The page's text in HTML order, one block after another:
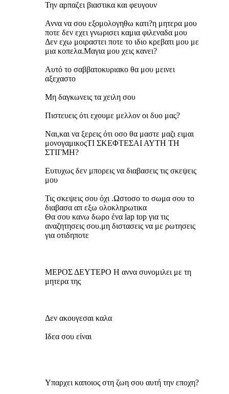
Την αρπαζει βιαστικα και φευγουν
Αννα να σου εξομολογηθω κατι?η μητερα μου
ποτε δεν εχει γνωρισει καμια φιλεναδα μου
Δεν εχω μοιραστει ποτε το ιδιο κρεβατι μου με
μια κοπελα.Μαγια μου χεις κανει?
Αυτό το σαββατοκυριακο θα μου μεινει
αξεχαστο
Μη δαγκωνεις τα χειλη σου
Πιστευεις ότι εχουμε μελλον οι δυο μας?
Ναι,και να ξερεις ότι οσο θα μαστε μαζι ειμαι
μονογαμικοςΤΙ ΣΚΕΦΤΕΣΑΙ ΑΥΤΗ ΤΗ
ΣΤΙΓΜΗ?
Ευτυχως δεν μπορεις να διαβασεις τις σκεψεις
μου
Τις σκεψεις σου όχι .Ωστοσο το σωμα σου το
διαβασα απ εξω ολοκληρωτικα
Θα σου κανω δωρο ένα lap top για τις
αναζητησεις σου.μη διστασεις να με ρωτησεις
για οτιδηποτε
ΜΕΡΟΣ ΔΕΥΤΕΡΟ Η αννα συνομιλει με τη
μητερα της
Δεν ακουγεσαι καλα
Ιδεα σου είναι
Υπαρχει καποιος στη ζωη σου αυτή την εποχη?